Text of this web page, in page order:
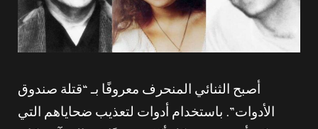
أصبح الثنائي المنحرف معروفًا بـ “قتلة صندوق
الأدوات”. باستخدام أدوات لتعذيب ضحاياهم التي